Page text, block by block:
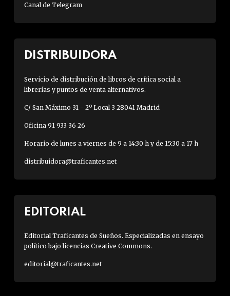
Canal de Telegram
DISTRIBUIDORA
Servicio de distribución de libros de crítica social a
librerías y puntos de venta alternativos.
C/ San Máximo 31 - 2º Local 3 28041 Madrid
Oficina 91 933 36 26
Horario de lunes a viernes de 9 a 14:30 h y de 15:30 a 17 h
distribuidora@traficantes.net
EDITORIAL
Editorial Traficantes de Sueños. Especializadas en ensayo
político bajo licencias Creative Commons.
editorial@traficantes.net